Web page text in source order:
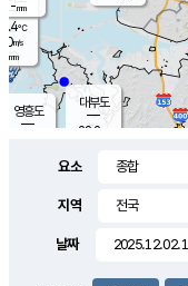
℃
m/s
mm
영흥도
대부도
28.2
-mm
요소
지역
날짜